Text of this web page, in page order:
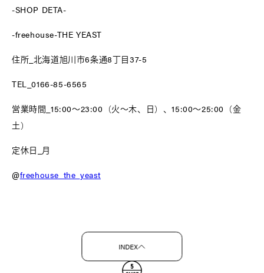
-SHOP DETA-
-freehouse-THE YEAST
住所_北海道旭川市6条通8丁目37-5
TEL_0166-85-6565
営業時間_15:00〜23:00（火〜木、日）、15:00〜25:00（金
土）
定休日_月
@freehouse_the_yeast
INDEX